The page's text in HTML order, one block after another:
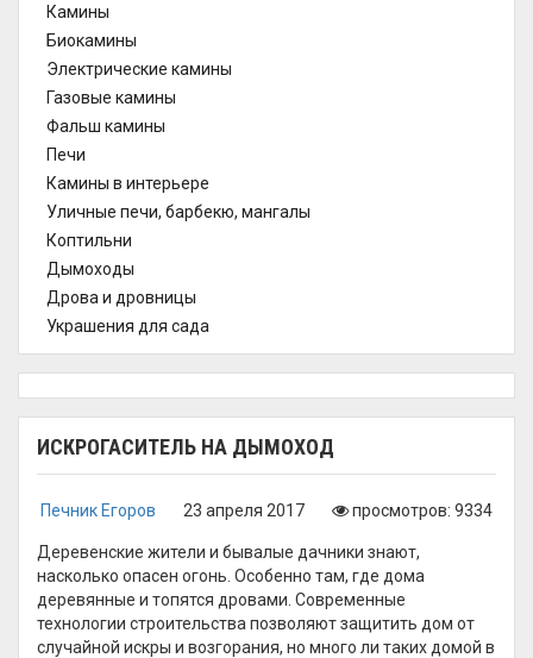
Камины
Биокамины
Электрические камины
Газовые камины
Фальш камины
Печи
Камины в интерьере
Уличные печи, барбекю, мангалы
Коптильни
Дымоходы
Дрова и дровницы
Украшения для сада
ИСКРОГАСИТЕЛЬ НА ДЫМОХОД
Печник Егоров 23 апреля 2017 просмотров: 9334
Деревенские жители и бывалые дачники знают,
насколько опасен огонь. Особенно там, где дома
деревянные и топятся дровами. Современные
технологии строительства позволяют защитить дом от
случайной искры и возгорания, но много ли таких домой в